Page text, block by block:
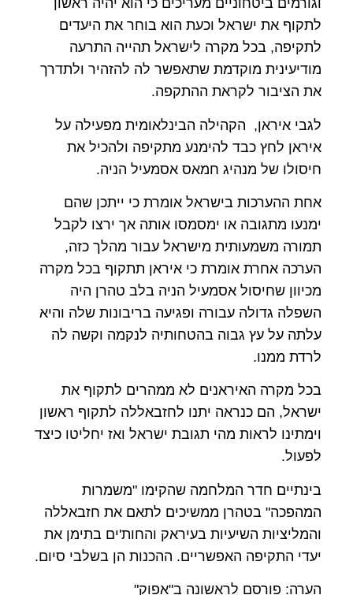
וגורמים ביטחוניים מעריכים כי הוא יהיה ראשון
לתקוף את ישראל וכעת הוא בוחר את היעדים
לתקיפה, בכל מקרה לישראל תהייה התרעה
מודיעינית מוקדמת שתאפשר לה להזהיר ולתדרך
את הציבור לקראת ההתקפה.
לגבי איראן, הקהילה הבינלאומית מפעילה על
איראן לחץ כבד להימנע מתקיפה ולהכיל את
חיסולו של מנהיג חמאס אסמעיל הניה.
אחת ההערכות בישראל אומרת כי ייתכן שהם
ימנעו מתגובה או ימסמסו אותה אך ירצו לקבל
תמורה משמעותית מישראל עבור מהלך כזה,
הערכה אחרת אומרת כי איראן תתקוף בכל מקרה
מכיוון שחיסול אסמעיל הניה בלב טהרן היה
השפלה גדולה עבורה ופגיעה בריבונות שלה והיא
עלתה על עץ גבוה בהטחותיה לנקמה וקשה לה
לרדת ממנו.
בכל מקרה האיראנים לא ממהרים לתקוף את
ישראל, הם כנראה יתנו לחזבאללה לתקוף ראשון
וימתינו לראות מהי תגובת ישראל ואז יחליטו כיצד
לפעול.
בינתיים חדר המלחמה שהקימו "משמרות
המהפכה" בטהרן ממשיכים לתאם את חזבאללה
והמליציות השיעיות בעיראק והחות'ים בתימן את
יעדי התקיפה האפשריים. ההכנות הן בשלבי סיום.
הערה: פורסם לראשונה ב"אפוק"